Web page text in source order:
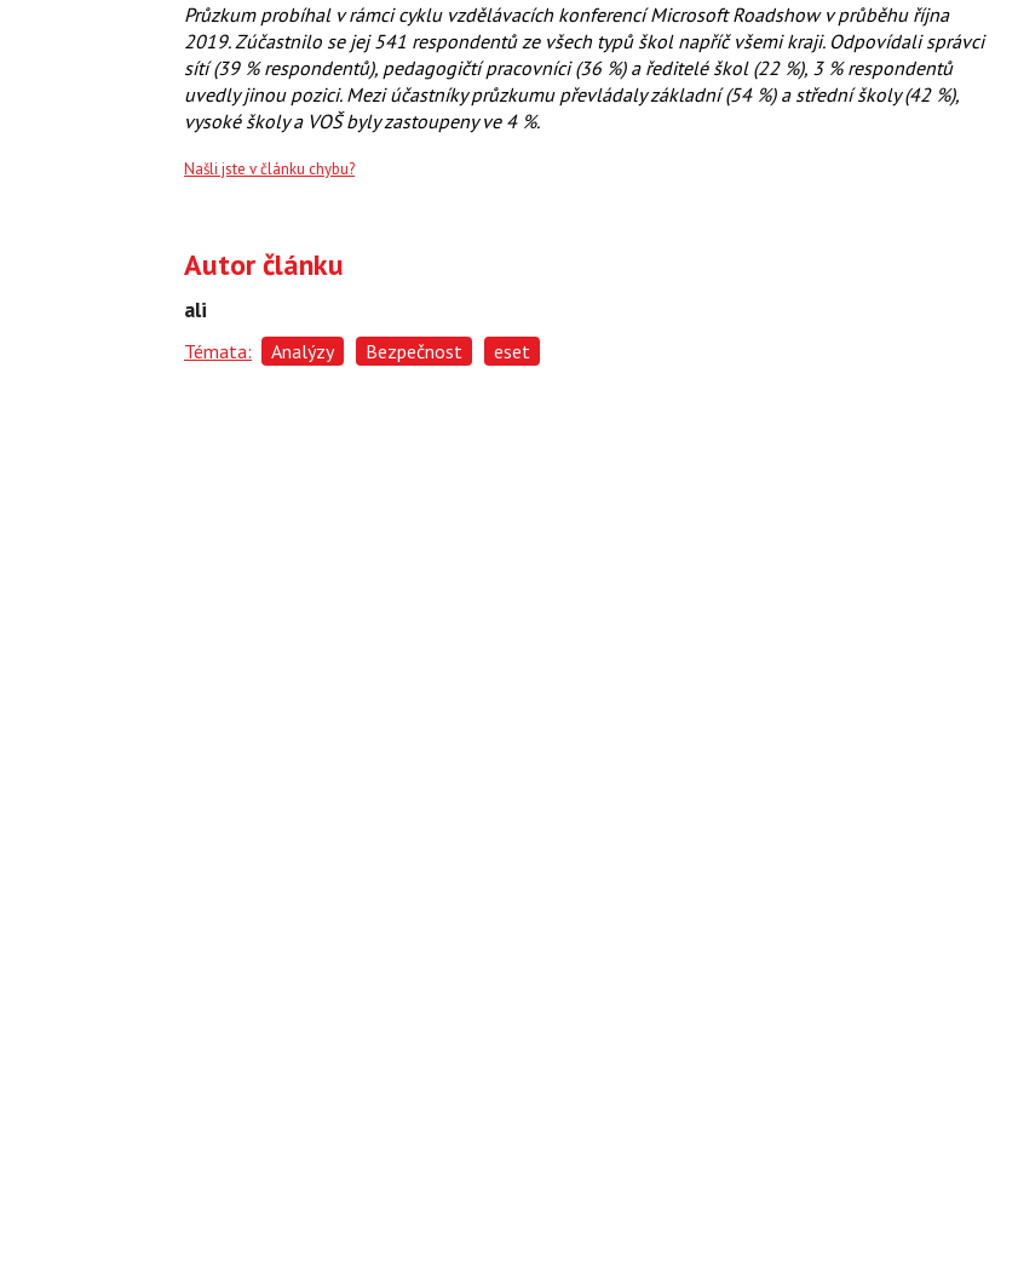
Průzkum probíhal v rámci cyklu vzdělávacích konferencí Microsoft Roadshow v průběhu října
2019. Zúčastnilo se jej 541 respondentů ze všech typů škol napříč všemi kraji. Odpovídali správci
sítí (39 % respondentů), pedagogičtí pracovníci (36 %) a ředitelé škol (22 %), 3 % respondentů
uvedly jinou pozici. Mezi účastníky průzkumu převládaly základní (54 %) a střední školy (42 %),
vysoké školy a VOŠ byly zastoupeny ve 4 %.
Našli jste v článku chybu?
Autor článku
ali
Témata: Analýzy Bezpečnost eset